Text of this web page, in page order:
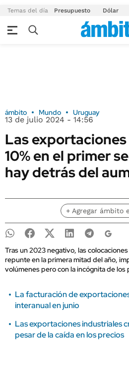
Temas del día Presupuesto Dólar
ámbito Mundo Uruguay
13 de julio 2024 - 14:56
Las
10% en el primer
hay detrás del
+ Agregar ámbito
Tras un 2023 negativo, las
repunte en la primera mitad del año,
volúmenes pero con la incógnita de los
La facturación de
interanual en junio
Las exportaciones industriales
pesar de la caída en los precios